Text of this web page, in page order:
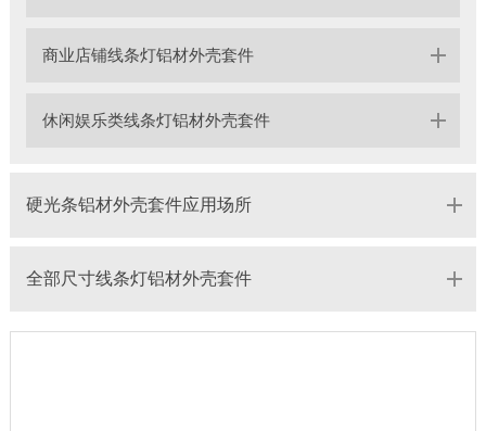
商业店铺线条灯铝材外壳套件
休闲娱乐类线条灯铝材外壳套件
硬光条铝材外壳套件应用场所
全部尺寸线条灯铝材外壳套件